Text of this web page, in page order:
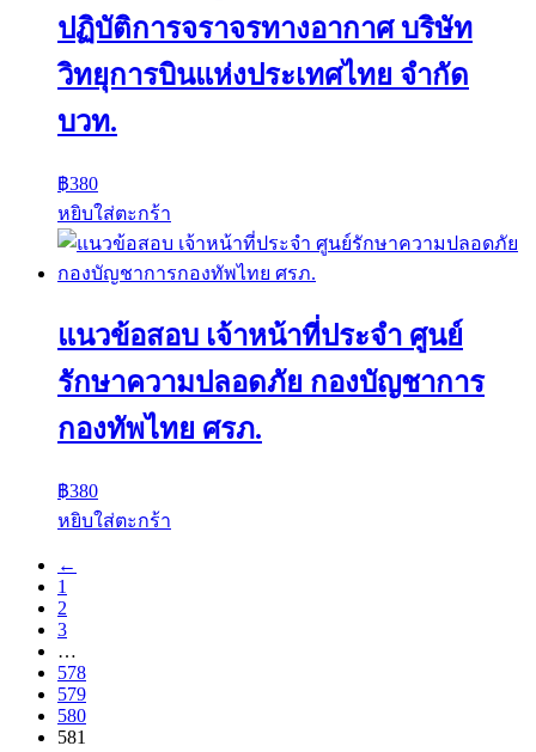
ปฏิบัติการจราจรทางอากาศ บริษัท
วิทยุการบินแห่งประเทศไทย จำกัด
บวท.
฿380
หยิบใส่ตะกร้า
แนวข้อสอบ เจ้าหน้าที่ประจำ ศูนย์
รักษาความปลอดภัย กองบัญชาการ
กองทัพไทย ศรภ.
฿380
หยิบใส่ตะกร้า
←
1
2
3
…
578
579
580
581